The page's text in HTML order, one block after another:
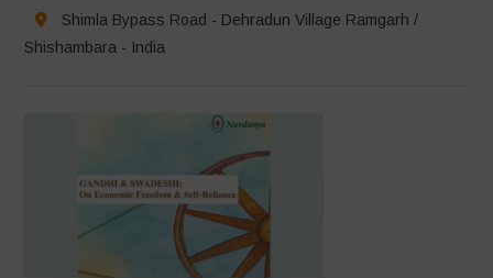
Shimla Bypass Road - Dehradun Village Ramgarh /
Shishambara - India